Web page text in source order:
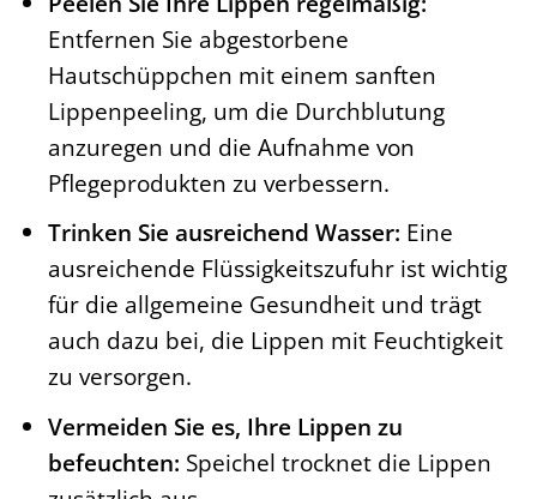
Entfernen Sie abgestorbene
Hautschüppchen mit einem sanften
Lippenpeeling, um die Durchblutung
anzuregen und die Aufnahme von
Pflegeprodukten zu verbessern.
Trinken Sie ausreichend Wasser: Eine
ausreichende Flüssigkeitszufuhr ist wichtig
für die allgemeine Gesundheit und trägt
auch dazu bei, die Lippen mit Feuchtigkeit
zu versorgen.
Vermeiden Sie es, Ihre Lippen zu
befeuchten: Speichel trocknet die Lippen